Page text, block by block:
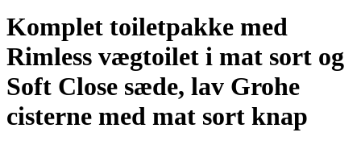
Komplet toiletpakke med
Rimless vægtoilet i mat sort og
Soft Close sæde, lav Grohe
cisterne med mat sort knap